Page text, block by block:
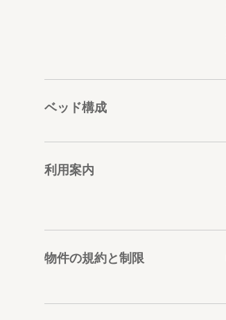
ベッド構成
利用案内
物件の規約と制限